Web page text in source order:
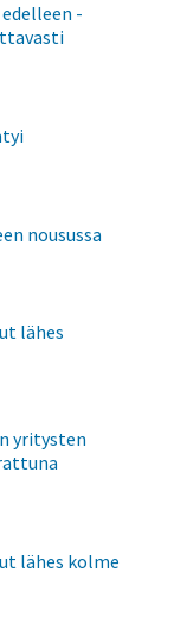
-
nousussa
lähes
yritysten
lähes kolme